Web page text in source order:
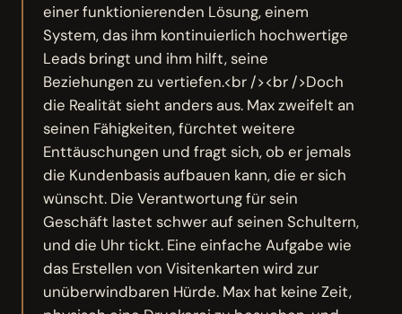
einer funktionierenden Lösung, einem
System, das ihm kontinuierlich hochwertige
Leads bringt und ihm hilft, seine
Beziehungen zu vertiefen.<br /><br />Doch
die Realität sieht anders aus. Max zweifelt an
seinen Fähigkeiten, fürchtet weitere
Enttäuschungen und fragt sich, ob er jemals
die Kundenbasis aufbauen kann, die er sich
wünscht. Die Verantwortung für sein
Geschäft lastet schwer auf seinen Schultern,
und die Uhr tickt. Eine einfache Aufgabe wie
das Erstellen von Visitenkarten wird zur
unüberwindbaren Hürde. Max hat keine Zeit,